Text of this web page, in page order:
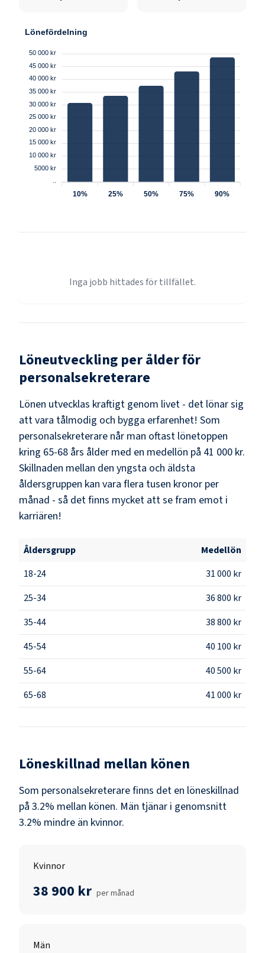
Lönefördelning
50 000 kr
45 000 kr
40 000 kr
35 000 kr
30 000 kr
25 000 kr
20 000 kr
15 000 kr
10 000 kr
5000 kr
10% 25% 50% 75% 90%
Inga jobb hittades för tillfället.
Löneutveckling per ålder för
personalsekreterare
Lönen utvecklas kraftigt genom livet - det lönar sig
att vara tålmodig och bygga erfarenhet! Som
personalsekreterare når man oftast lönetoppen
kring 65-68 års ålder med en medellön på 41 000 kr.
Skillnaden mellan den yngsta och äldsta
åldersgruppen kan vara flera tusen kronor per
månad - så det finns mycket att se fram emot i
karriären!
Åldersgrupp
Medellön
18-24
31 000 kr
25-34
36 800 kr
35-44
38 800 kr
45-54
40 100 kr
55-64
40 500 kr
65-68
41 000 kr
Löneskillnad mellan könen
Som personalsekreterarefinns det en löneskillnad
på 3.2% mellan könen. Män tjänar i genomsnitt
3.2% mindre än kvinnor.
Kvinnor
38 900 kr per månad
Män